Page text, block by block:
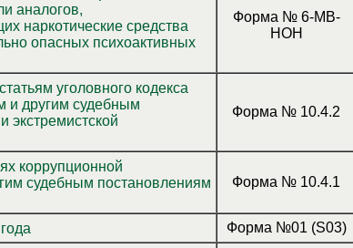
аналогов,
опасных психоактивных
Форма № 6-МВ-
НОН
кодекса
и другим судебным
экстремистской
Форма № 10.4.2
коррупционной
судебным постановлениям
Форма № 10.4.1
Форма №01 (S03)